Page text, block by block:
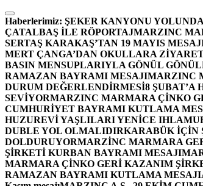
İçeriğe
atla
Haberlerimiz: ŞEKER KANYONU
ÇATALBAŞ İLE RÖPORTAJMARZINC
SERTAŞ KARAKAŞ’TAN 19 MAYIS
MERT ÇANGA’DAN OKULLARA
BASIN MENSUPLARIYLA GÖNÜL
RAMAZAN BAYRAMI MESAJIMARZINC
DURUM DEĞERLENDİRMESİ8 ŞUBAT’A
SEVİYORMARZINC MARMARA ÇİNKO
CUMHURİYET BAYRAMI KUTLAMA
HUZUREVİ YAŞLILARI YENİCE
DUBLE YOL OLMALIDIRKARABÜK İÇİN
DOLDURUYORMARZİNC MARMARA
ŞİRKETİ KURBAN BAYRAMI MESAJI
MARMARA ÇİNKO GERİ KAZANIM
RAMAZAN BAYRAMI KUTLAMA MESAJI